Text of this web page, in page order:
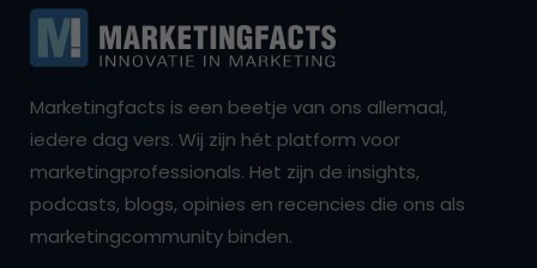
Marketingfacts is een beetje van ons allemaal,
iedere dag vers. Wij zijn hét platform voor
marketingprofessionals. Het zijn de insights,
podcasts, blogs, opinies en recencies die ons als
marketingcommunity binden.